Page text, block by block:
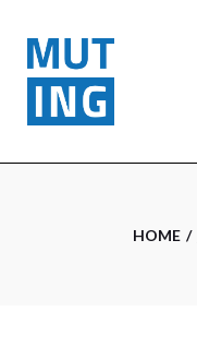
content
HOME